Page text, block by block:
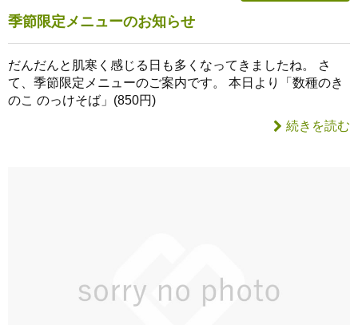
季節限定メニューのお知らせ
だんだんと肌寒く感じる日も多くなってきましたね。 さ
て、季節限定メニューのご案内です。 本日より「数種のき
のこ のっけそば」(850円)
続きを読む